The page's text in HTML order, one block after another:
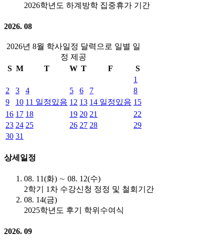
2026학년도 하계방학 집중휴가 기간
2026. 08
2026년 8월 학사일정 달력으로 일별 일
정 제공
S M T W T F
S
1
2
3 4 5 6 7
8
9
10 11 일정있음 12 13 14 일정있음 15
16 17 18 19 20 21
22
23 24 25 26 27 28
29
30 31
상세일정
08. 11(화) ∼ 08. 12(수)
2학기 1차 수강신청 정정 및 철회기간
08. 14(금)
2025학년도 후기 학위수여식
2026. 09